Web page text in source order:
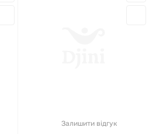
Залишити відгук